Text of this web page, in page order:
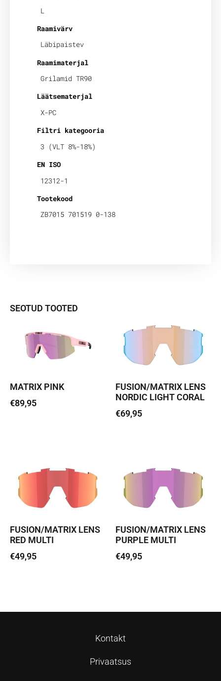
L
Raamivärv
Läbipaistev
Raamimaterjal
Grilamid TR90
Läätsematerjal
X-PC
Filtri kategooria
3 (VLT 8%-18%)
EN ISO
12312-1
Tootekood
ZB7015 701519 0-138
SEOTUD TOOTED
MATRIX PINK
€89,95
FUSION/MATRIX LENS
NORDIC LIGHT CORAL
€69,95
FUSION/MATRIX LENS
RED MULTI
€49,95
FUSION/MATRIX LENS
PURPLE MULTI
€49,95
Kontakt
Privaatsus